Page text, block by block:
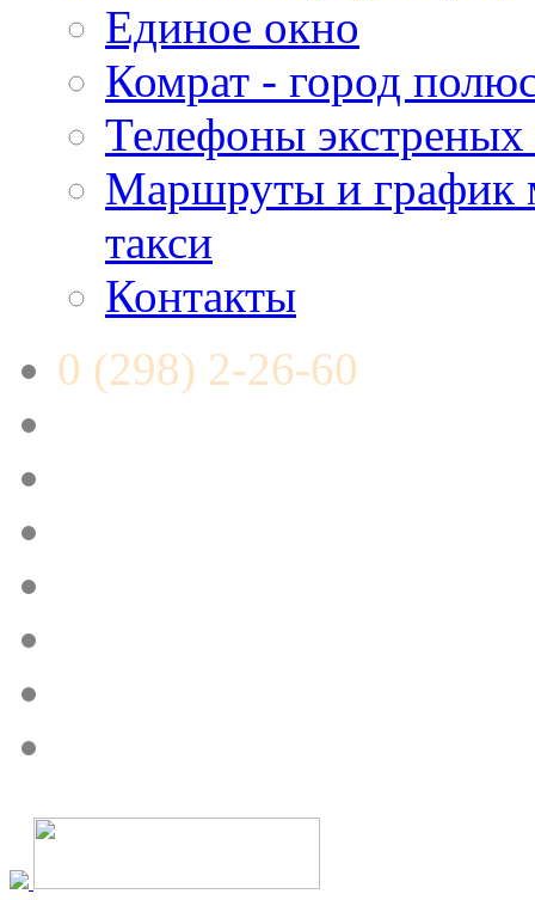
Единое окно
Комрат - город
Телефоны
Маршруты и график
такси
Контакты
0 (298) 2-26-60